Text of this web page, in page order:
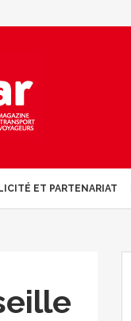
ET PARTENARIAT